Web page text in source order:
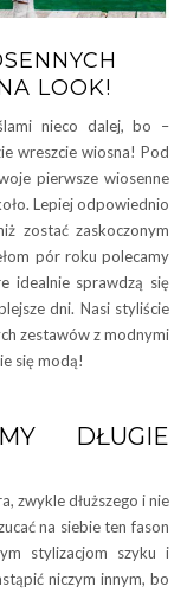
LOOK!
nieco dalej, bo –
wreszcie wiosna! Pod
pierwsze wiosenne
Lepiej odpowiednio
zostać zaskoczonym
pór roku polecamy
idealnie sprawdzą się
dni. Nasi styliście
zestawów z modnymi
się modą!
DŁUGIE
zwykle dłuższego i nie
na siebie ten fason
stylizacjom szyku i
niczym innym, bo